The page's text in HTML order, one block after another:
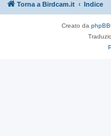
Torna a Birdcam.it Indice
Creato da phpBB